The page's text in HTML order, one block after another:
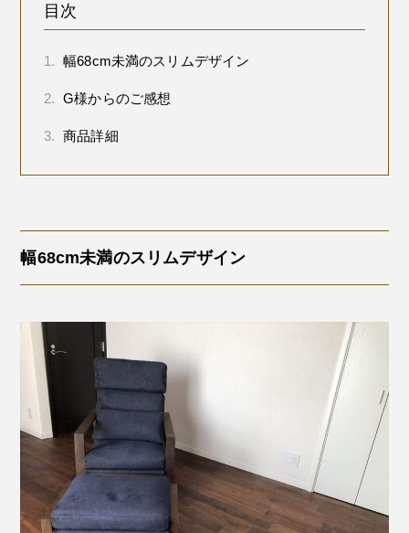
目次
1. 幅68cm未満のスリムデザイン
2. G様からのご感想
3. 商品詳細
幅68cm未満のスリムデザイン